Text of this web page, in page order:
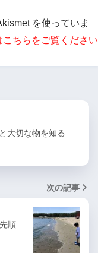
を使っていま
ちらをご覧ください
大切な物を知る
次の記事
順